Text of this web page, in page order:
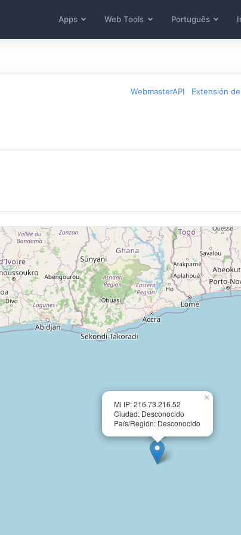
Apps Web Tools Português
WebmasterAPI Extensión
Mi IP: 216.73.216.52
Ciudad: Desconocido
País/Región: Desconocido
×